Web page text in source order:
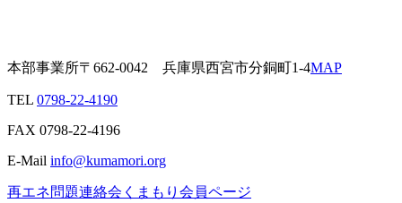
本部事業所〒662-0042 兵庫県西宮市分銅町1-4MAP
TEL 0798-22-4190
FAX 0798-22-4196
E-Mail info@kumamori.org
再エネ問題連絡会 くまもり会員ページ